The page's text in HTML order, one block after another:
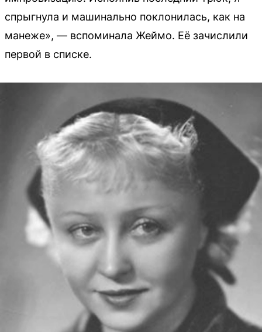
спрыгнула и машинально поклонилась, как на
манеже», — вспоминала Жеймо. Её зачислили
первой в списке.